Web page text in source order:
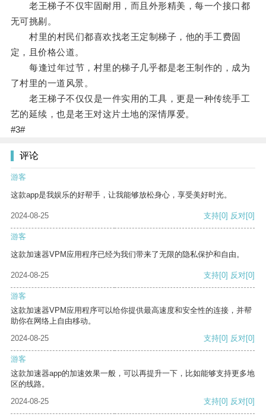
老王梯子不仅牢固耐用，而且外形精美，每一个接口都
无可挑剔。
村里的村民们都喜欢找老王定制梯子，他的手工费固
定，且价格公道。
每逢过年过节，村里的梯子几乎都是老王制作的，成为
了村里的一道风景。
老王梯子不仅仅是一件实用的工具，更是一种传统手工
艺的延续，也是老王对这片土地的深情厚爱。
#3#
评论
游客
这款app是我娱乐的好帮手，让我能够放松身心，享受美好时光。
2024-08-25 支持[0] 反对[0]
游客
这款加速器VPM应用程序已经为我们带来了无限的隐私保护和自由。
2024-08-25 支持[0] 反对[0]
游客
这款加速器VPM应用程序可以给你提供最高速度和安全性的连接，并帮
助你在网络上自由移动。
2024-08-25
支持[0] 反对[0]
游客
这款加速器app的加速效果一般，可以再提升一下，比如能够支持更多地
区的线路。
2024-08-25
支持[0] 反对[0]